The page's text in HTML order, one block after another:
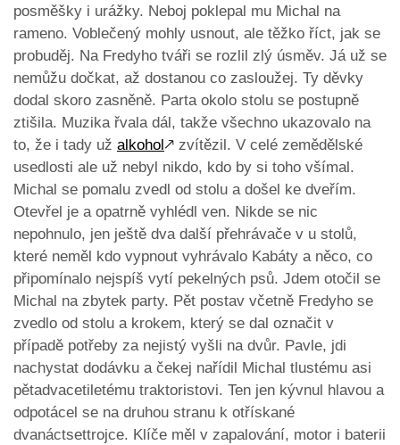
posměšky i urážky. Neboj poklepal mu Michal na
rameno. Voblečený mohly usnout, ale těžko říct, jak se
probuděj. Na Fredyho tváři se rozlil zlý úsměv. Já už se
nemůžu dočkat, až dostanou co zasloužej. Ty děvky
dodal skoro zasněně. Parta okolo stolu se postupně
ztišila. Muzika řvala dál, takže všechno ukazovalo na
to, že i tady už alkohol 🡕 zvítězil. V celé zemědělské
usedlosti ale už nebyl nikdo, kdo by si toho všímal.
Michal se pomalu zvedl od stolu a došel ke dveřím.
Otevřel je a opatrně vyhlédl ven. Nikde se nic
nepohnulo, jen ještě dva další přehrávače v u stolů,
které neměl kdo vypnout vyhrávalo Kabáty a něco, co
připomínalo nejspíš vytí pekelných psů. Jdem otočil se
Michal na zbytek party. Pět postav včetně Fredyho se
zvedlo od stolu a krokem, který se dal označit v
případě potřeby za nejistý vyšli na dvůr. Pavle, jdi
nachystat dodávku a čekej nařídil Michal tlustému asi
pětadvacetiletému traktoristovi. Ten jen kývnul hlavou a
odpotácel se na druhou stranu k otřískané
dvanáctsettrojce. Klíče měl v zapalování, motor i baterii